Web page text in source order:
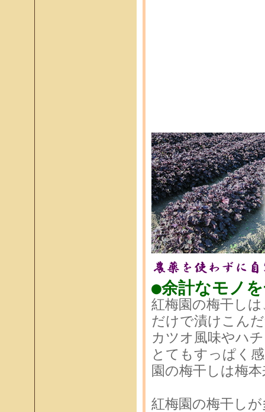
●余計なモノ
紅梅園の梅干し
だけで漬けこん
カツオ風味やハ
とてもすっぱく
園の梅干しは梅
紅梅園の梅干し